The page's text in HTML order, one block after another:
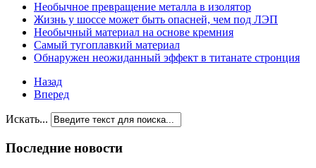
Необычное превращение металла в изолятор
Жизнь у шоссе может быть опасней, чем под ЛЭП
Необычный материал на основе кремния
Самый тугоплавкий материал
Обнаружен неожиданный эффект в титанате стронция
Назад
Вперед
Искать...
Последние новости